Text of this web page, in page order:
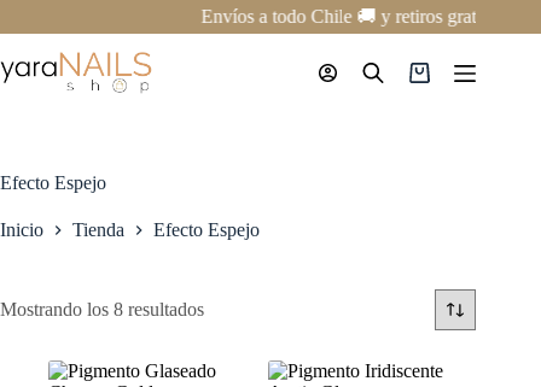
al
contenido
Envíos a todo Chile 🚚 y retiros gratis en
Carro
Efecto Espejo
Inicio Tienda Efecto Espejo
Mostrando los 8 resultados